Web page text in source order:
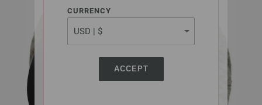
CURRENCY
ACCEPT